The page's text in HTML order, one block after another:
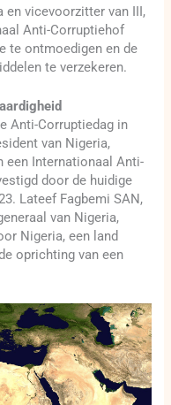
vicevoorzitter van III,
Anti-Corruptiehof
te ontmoedigen en de
te verzekeren.
Anti-Corruptiedag in
van Nigeria,
een Internationaal Anti-
door de huidige
Lateef Fagbemi SAN,
van Nigeria,
Nigeria, een land
oprichting van een